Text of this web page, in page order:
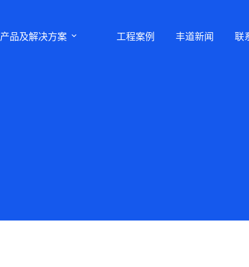
产品及解决方案 工程案例 丰道新闻 联